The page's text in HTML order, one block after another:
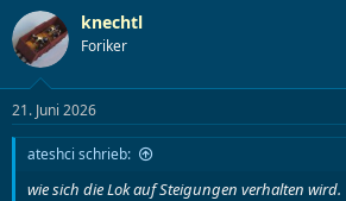
knechtl
Foriker
21. Juni 2026
ateshci schrieb:
wie sich die Lok auf Steigungen verhalten wird.